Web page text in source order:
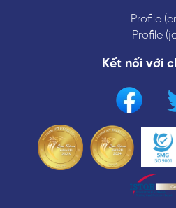
Profile
Profile
Kết nối với